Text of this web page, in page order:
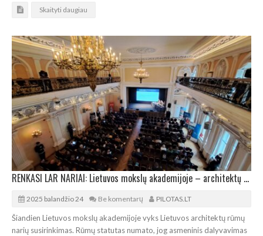
Skaityti daugiau
RENKASI LAR NARIAI: Lietuvos mokslų akademijoje – architektų antplūdis
2025 balandžio 24 Be komentarų PILOTAS.LT
Šiandien Lietuvos mokslų akademijoje vyks Lietuvos architektų rūmų
narių susirinkimas. Rūmų statutas numato, jog asmeninis dalyvavimas